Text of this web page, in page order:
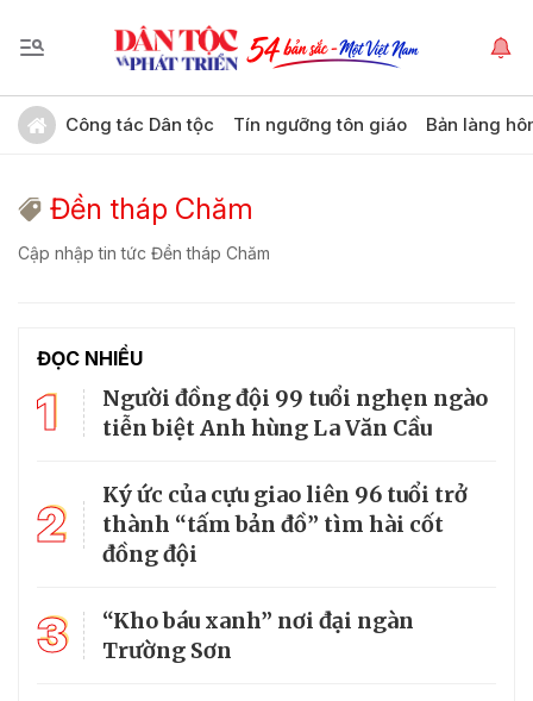
Công tác Dân tộc Tín ngưỡng tôn giáo Bản làng
Đền tháp Chăm
Cập nhập tin tức Đền tháp Chăm
ĐỌC NHIỀU
1
Người đồng đội 99 tuổi nghẹn ngào
tiễn biệt Anh hùng La Văn Cầu
2
Ký ức của cựu giao liên 96 tuổi trở
thành “tấm bản đồ” tìm hài cốt
đồng đội
3
“Kho báu xanh” nơi đại ngàn
Trường Sơn